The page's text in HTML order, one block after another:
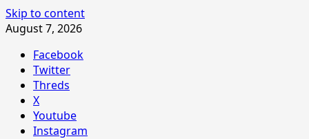
Skip to content
August 7, 2026
Facebook
Twitter
Threds
X
Youtube
Instagram